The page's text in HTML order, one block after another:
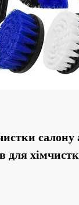
салону
для